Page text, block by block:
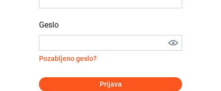
Geslo
Pozabljeno geslo?
Prijava